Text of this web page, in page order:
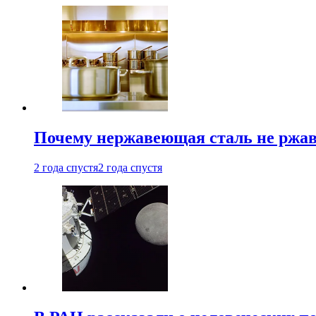
Почему нержавеющая сталь не
2 года спустя2 года спустя